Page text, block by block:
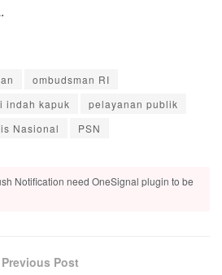
ombudsman RI
indah kapuk
pelayanan publik
Nasional PSN
Notification need OneSignal plugin to be
Previous Post